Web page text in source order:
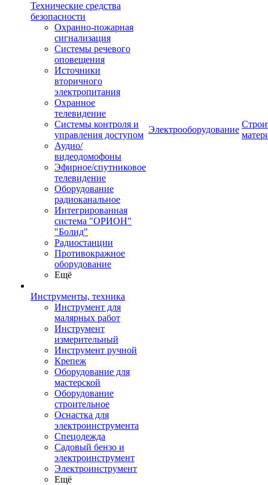
Технические средства
безопасности
Охранно-пожарная
сигнализация
Системы речевого
оповещения
Источники
вторичного
электропитания
Охранное
телевидение
Системы контроля и
управления доступом
Аудио/
видеодомофоны
Эфирное/спутниковое
телевидение
Оборудование
радиоканальное
Интегрированная
система "ОРИОН"
"Болид"
Радиостанции
Противокражное
оборудование
Ещё
Инструменты, техника
Инструмент для
малярных работ
Инструмент
измерительный
Инструмент ручной
Крепеж
Оборудование для
мастерской
Оборудование
строительное
Оснастка для
электроинструмента
Спецодежда
Садовый бензо и
электроинструмент
Электроинструмент
Ещё
Электрооборудование